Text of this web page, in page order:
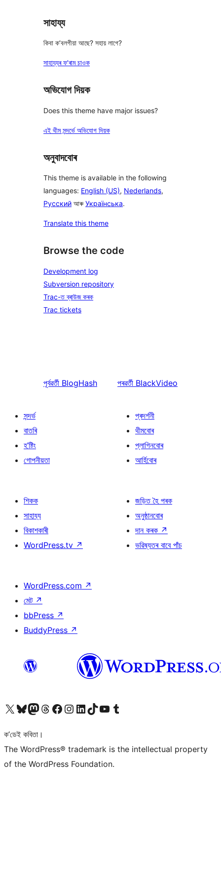
সাহায্য
কিবা ক’বলগীয়া আছে? সহায় লাগে?
সাহায্যৰ ফ’ৰাম চাওক
অভিযোগ দিয়ক
Does this theme have major issues?
এই থীম সন্দৰ্ভে অভিযোগ দিয়ক
অনুবাদবোৰ
This theme is available in the following
languages: English (US), Nederlands,
Русский আৰুУкраїнська.
Translate this theme
Browse the code
Development log
Subversion repository
Trac-ত ব্ৰাউজ কৰক
Trac tickets
পূৰ্বৱৰ্তী BlogHash পৰৱৰ্তী BlackVideo
সন্দৰ্ভ
বাতৰি
হ’ষ্টিং
গোপনীয়তা
প্ৰদৰ্শনী
থীমবোৰ
প্লাগিনবোৰ
আৰ্হিবোৰ
শিকক
সাহায্য
বিকাশকাৰী
WordPress.tv ↗
জড়িত হৈ পৰক
অনুষ্ঠানবোৰ
দান কৰক ↗
ভৱিষ্যতৰ বাবে পাঁচ
WordPress.com ↗
মেট ↗
bbPress ↗
BuddyPress ↗
আমাৰ X (আগৰ Twitter) একাউণ্টলৈ যাওকআমাৰ Bluesky একাউণ্টলৈ যাওকআমাৰ Mastodon একাউণ্টলৈ যাওকআমাৰ Threads একাউণ্টলৈ যাওকআমাৰ Facebook পৃষ্ঠালৈ যাওকআমাৰ Instagram একাউণ্টলৈ যাওকআমাৰ LinkedIn একাউণ্টলৈ যাওকআমাৰ TikTok একাউণ্টলৈ যাওকআমাৰ YouTube চেনেললৈ যাওকআমাৰ Tumblr একাউণ্টলৈ যাওক
ক’ডেই কবিতা।
The WordPress® trademark is the intellectual property
of the WordPress Foundation.